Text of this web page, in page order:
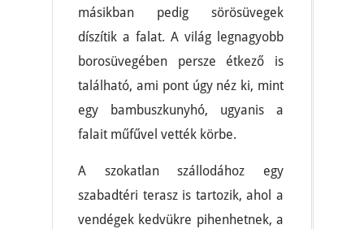
másikban pedig sörösüvegek
díszítik a falat. A világ legnagyobb
borosüvegében persze étkező is
található, ami pont úgy néz ki, mint
egy bambuszkunyhó, ugyanis a
falait műfűvel vették körbe.
A szokatlan szállodához egy
szabadtéri terasz is tartozik, ahol a
vendégek kedvükre pihenhetnek, a